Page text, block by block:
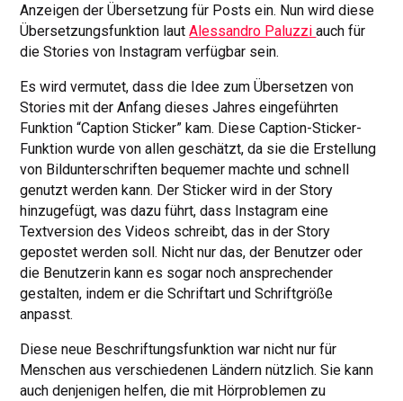
Anzeigen der Übersetzung für Posts ein. Nun wird diese
Übersetzungsfunktion lautAlessandro Paluzziauch für
die Stories von Instagram verfügbar sein.
Es wird vermutet, dass die Idee zum Übersetzen von
Stories mit der Anfang dieses Jahres eingeführten
Funktion “Caption Sticker” kam. Diese Caption-Sticker-
Funktion wurde von allen geschätzt, da sie die Erstellung
von Bildunterschriften bequemer machte und schnell
genutzt werden kann. Der Sticker wird in der Story
hinzugefügt, was dazu führt, dass Instagram eine
Textversion des Videos schreibt, das in der Story
gepostet werden soll. Nicht nur das, der Benutzer oder
die Benutzerin kann es sogar noch ansprechender
gestalten, indem er die Schriftart und Schriftgröße
anpasst.
Diese neue Beschriftungsfunktion war nicht nur für
Menschen aus verschiedenen Ländern nützlich. Sie kann
auch denjenigen helfen, die mit Hörproblemen zu